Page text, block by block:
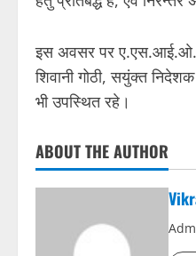
इस अवसर पर ए.एस.आई.ओ.
शिवानी गोठी, सयुंक्त
भी उपस्थित रहे।
ABOUT THE AUTHOR